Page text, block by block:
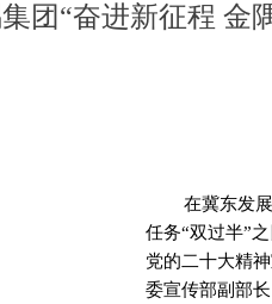
团“奋进新征程 金
在冀东发
任务“双过半”
党的二十大精
委宣传部副部